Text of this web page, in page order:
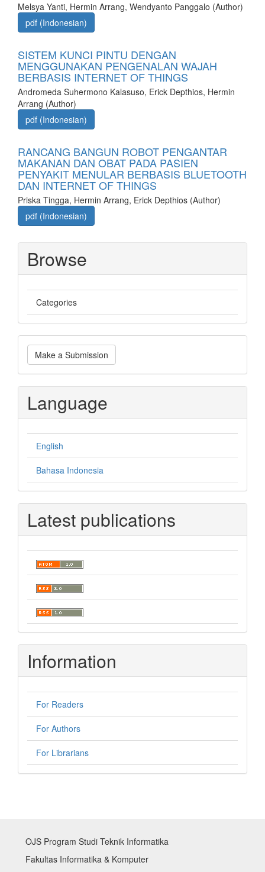
Melsya Yanti, Hermin Arrang, Wendyanto Panggalo (Author)
pdf (Indonesian)
SISTEM KUNCI PINTU DENGAN
MENGGUNAKAN PENGENALAN WAJAH
BERBASIS INTERNET OF THINGS
Andromeda Suhermono Kalasuso, Erick Depthios, Hermin
Arrang (Author)
pdf (Indonesian)
RANCANG BANGUN ROBOT PENGANTAR
MAKANAN DAN OBAT PADA PASIEN
PENYAKIT MENULAR BERBASIS BLUETOOTH
DAN INTERNET OF THINGS
Priska Tingga, Hermin Arrang, Erick Depthios (Author)
pdf (Indonesian)
Browse
Categories
Make
a
Submission
Make a Submission
Language
English
Bahasa Indonesia
Latest publications
Information
For Readers
For Authors
For Librarians
OJS Program Studi Teknik Informatika
Fakultas Informatika & Komputer